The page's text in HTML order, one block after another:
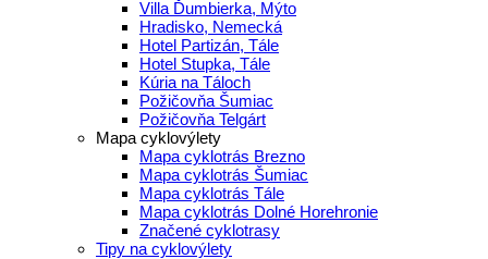
Villa Ďumbierka, Mýto
Hradisko, Nemecká
Hotel Partizán, Tále
Hotel Stupka, Tále
Kúria na Táloch
Požičovňa Šumiac
Požičovňa Telgárt
Mapa cyklovýlety
Mapa cyklotrás Brezno
Mapa cyklotrás Šumiac
Mapa cyklotrás Tále
Mapa cyklotrás Dolné Horehronie
Značené cyklotrasy
Tipy na cyklovýlety